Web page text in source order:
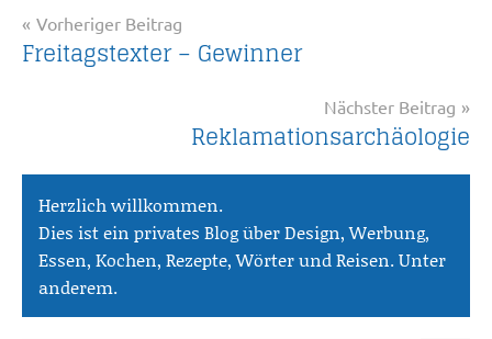
Beitragsnavigation
Vorheriger Beitrag
Freitagstexter – Gewinner
Nächster Beitrag
Reklamationsarchäologie
Herzlich willkommen.
Dies ist ein privates Blog über Design, Werbung,
Essen, Kochen, Rezepte, Wörter und Reisen. Unter
anderem.